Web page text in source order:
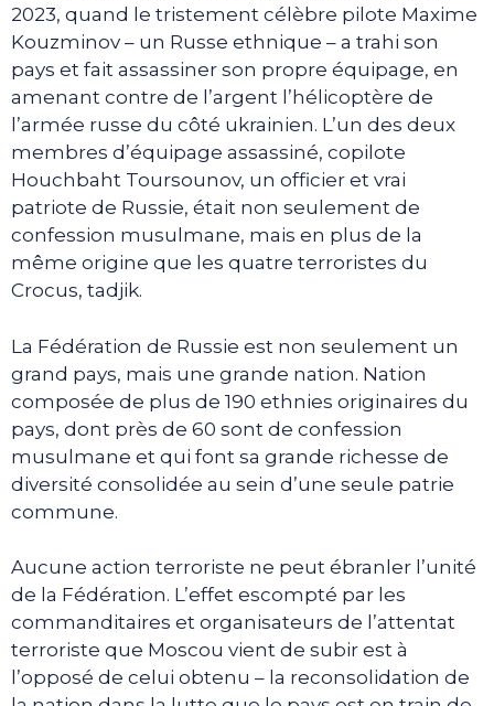
2023, quand le tristement célèbre pilote Maxime
Kouzminov – un Russe ethnique – a trahi son
pays et fait assassiner son propre équipage, en
amenant contre de l’argent l’hélicoptère de
l’armée russe du côté ukrainien. L’un des deux
membres d’équipage assassiné, copilote
Houchbaht Toursounov, un officier et vrai
patriote de Russie, était non seulement de
confession musulmane, mais en plus de la
même origine que les quatre terroristes du
Crocus, tadjik.
La Fédération de Russie est non seulement un
grand pays, mais une grande nation. Nation
composée de plus de 190 ethnies originaires du
pays, dont près de 60 sont de confession
musulmane et qui font sa grande richesse de
diversité consolidée au sein d’une seule patrie
commune.
Aucune action terroriste ne peut ébranler l’unité
de la Fédération. L’effet escompté par les
commanditaires et organisateurs de l’attentat
terroriste que Moscou vient de subir est à
l’opposé de celui obtenu – la reconsolidation de